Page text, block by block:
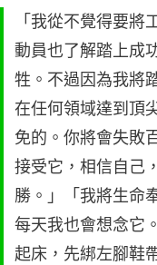
「我從不覺得要
動員也了解踏上成
牲。不過因為我將
在任何領域達到頂
免的。你將會失敗
接受它，相信自己
勝。」「我將生命
每天我也會想念它
起床，先綁左腳鞋